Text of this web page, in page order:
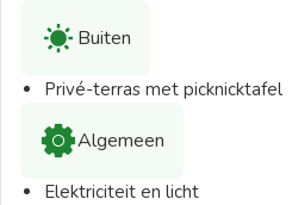
Buiten
Privé-terras met picknicktafel
Algemeen
Elektriciteit en licht